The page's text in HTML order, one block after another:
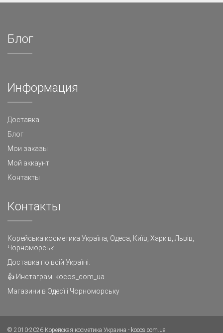
Блог
Информация
Доставка
Блог
Мои заказы
Мой аккаунт
Контакты
Контакты
Корейська косметика Україна, Одеса, Київ, Харків, Львів,
Чорноморськ
Доставка по всій Україні.
👍 Инстаграм: kocos_com_ua
Магазини в Одесї і Чорноморську
© 2010-2026 Корейская косметика Украина - kocos.com.ua